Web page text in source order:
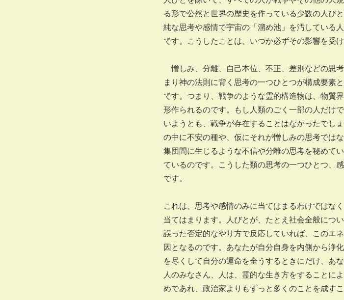
る形で公然と世界の歴史を作っている少数の人び
純な思考や感情で宇宙の「溜め池」を汚している
です。こうしたことは、いつか必ずその影響を受
憎しみ、分離、自己本位、不正、差別などの思
まり神の法則に背く思考の一つひとつが構成要素
です。つまり、戦争のような霊的構造物は、物質
形作られるのです。もし人類のごく一部の人だけ
いようとも、戦争が存在することはなかったでし
の中に不安の種や、仮にそれが憎しみの思考では
集団間に生じるような不信や分離の思考を秘めて
ているのです。こうした類の思考の一つひとつ、
です。
これは、思考や感情のみに当てはまるわけではな
当てはまります。人びとが、たとえ社会全般につ
誤った否定的なやり方で反応していれば、このエ
因となるのです。あなたが自分自身を内側から浄
を尽くして自分の運命を全うするときにだけ、あ
人のみなさん、人は、霊的な生き方をすることに
めであれ、政治家よりもずっと多くのことを成すこ